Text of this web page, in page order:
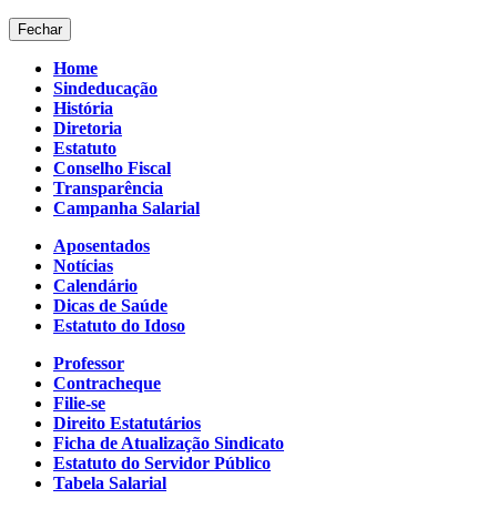
Fechar
Home
Sindeducação
História
Diretoria
Estatuto
Conselho Fiscal
Transparência
Campanha Salarial
Aposentados
Notícias
Calendário
Dicas de Saúde
Estatuto do Idoso
Professor
Contracheque
Filie-se
Direito Estatutários
Ficha de Atualização Sindicato
Estatuto do Servidor Público
Tabela Salarial